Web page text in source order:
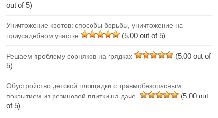
out of 5)
Уничтожение кротов: способы борьбы, уничтожение на
приусадебном участке
(5,00 out of 5)
Решаем проблему сорняков на грядках
(5,00 out of
5)
Обустройство детской площадки с травмобезопасным
покрытием из резиновой плитки на даче.
(5,00 out
of 5)